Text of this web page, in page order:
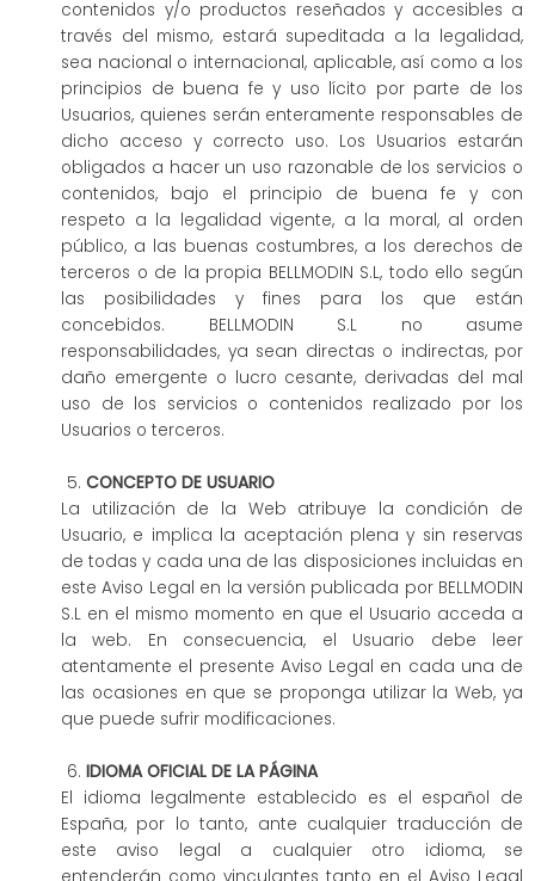
contenidos y/o productos reseñados y accesibles a
través del mismo, estará supeditada a la legalidad,
sea nacional o internacional, aplicable, así como a los
principios de buena fe y uso lícito por parte de los
Usuarios, quienes serán enteramente responsables de
dicho acceso y correcto uso. Los Usuarios estarán
obligados a hacer un uso razonable de los servicios o
contenidos, bajo el principio de buena fe y con
respeto a la legalidad vigente, a la moral, al orden
público, a las buenas costumbres, a los derechos de
terceros o de la propia BELLMODIN S.L, todo ello según
las posibilidades y fines para los que están
concebidos. BELLMODIN S.L no asume
responsabilidades, ya sean directas o indirectas, por
daño emergente o lucro cesante, derivadas del mal
uso de los servicios o contenidos realizado por los
Usuarios o terceros.
CONCEPTO DE USUARIO
La utilización de la Web atribuye la condición de
Usuario, e implica la aceptación plena y sin reservas
de todas y cada una de las disposiciones incluidas en
este Aviso Legal en la versión publicada por BELLMODIN
S.L en el mismo momento en que el Usuario acceda a
la web. En consecuencia, el Usuario debe leer
atentamente el presente Aviso Legal en cada una de
las ocasiones en que se proponga utilizar la Web, ya
que puede sufrir modificaciones.
IDIOMA OFICIAL DE LA PÁGINA
El idioma legalmente establecido es el español de
España, por lo tanto, ante cualquier traducción de
este aviso legal a cualquier otro idioma, se